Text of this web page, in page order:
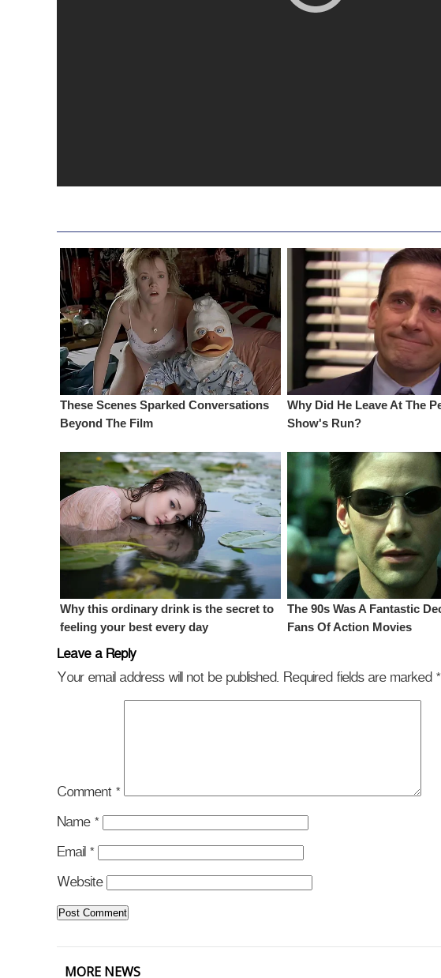
Leave a Reply
Your email address will not be published. Required fields are marked *
Comment *
Name *
Email *
Website
MORE NEWS